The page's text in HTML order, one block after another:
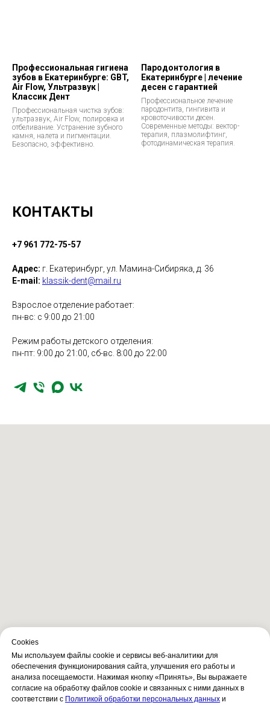
Сookies
Мы используем файлы cookie и сервисы веб-аналитики для
обеспечения функционирования сайта, улучшения его работы и
анализа посещаемости. Нажимая кнопку «Принять», Вы выражаете
согласие на обработку файлов cookie и связанных с ними данных в
соответствии с Политикой обработки персональных данных и
Профессиональная гигиена
зубов в Екатеринбурге: GBT,
Air Flow, Ультразвук |
Классик Дент
Профессиональная чистка зубов:
ультразвук, Air Flow, полировка и
отбеливание. Устранение зубного
камня, налета и пигментации.
Безопасно, эффективно.
Пародонтология в
Екатеринбурге | лечение
десен с гарантией
Профессиональное лечение
пародонтита, гингивита и
кровоточивости десен.
Современные методы: вектор-
терапия, плазмолифтинг,
фотодинамическая терапия.
КОНТАКТЫ
+7 961 772-75-57
Адрес: г. Екатеринбург, ул. Мамина-Сибиряка, д. 36
E-mail: klassik-dent@mail.ru
Взрослое отделение работает:
пн-вс: с 9:00 до 21:00
Режим работы детского отделения:
пн-пт: 9:00 до 21:00, сб-вс. 8:00 до 22:00